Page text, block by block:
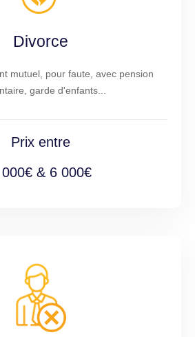
Divorce
mutuel, pour faute, avec pension
garde d'enfants...
Prix entre
& 6 000€